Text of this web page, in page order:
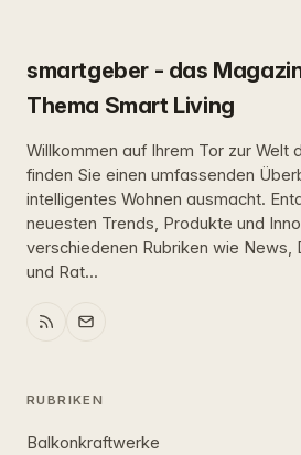
smartgeber - das
Thema Smart Living
Willkommen auf Ihrem Tor zur Welt
finden Sie einen umfassenden
intelligentes Wohnen ausmacht.
neuesten Trends, Produkte und
verschiedenen Rubriken wie News,
und Rat...
RUBRIKEN
Balkonkraftwerke